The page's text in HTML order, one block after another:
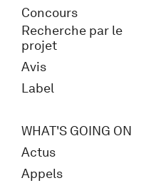
Concours
Recherche par le
projet
Avis
Label
WHAT'S GOING ON
Actus
Appels